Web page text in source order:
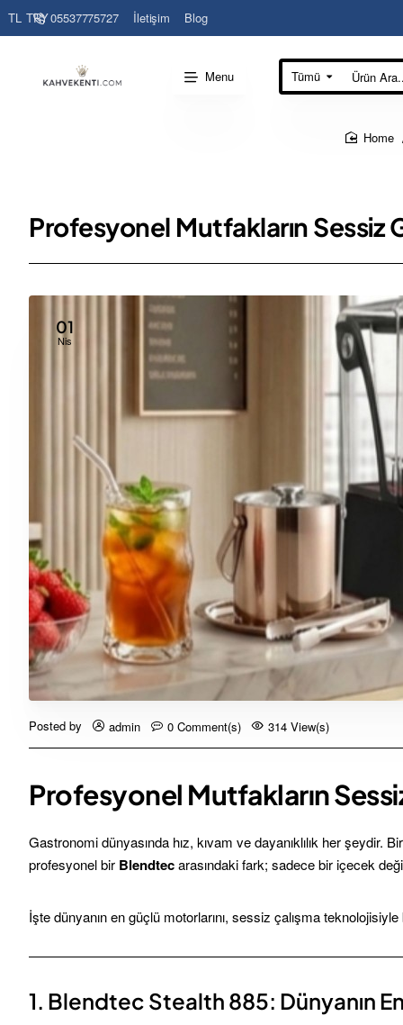
05537775727 İletişim Blog
TL TRY
Menu Tümü
Ürün
Ara...
Profesyonel Mutfakların
01
Nis
Posted by admin 0 Comment(s) 314 View(s)
Profesyonel Mutfakların
Gastronomi dünyasında hız, kıvam ve dayanıklılık her şeydir.
profesyonel bir Blendtecarasındaki fark; sadece bir içecek
İşte dünyanın en güçlü motorlarını, sessiz çalışma
1. Blendtec Stealth 885: Dünyanın